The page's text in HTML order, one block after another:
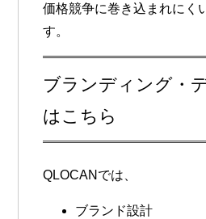
価格競争に巻き込まれにく
す。
ブランディング・
はこちら
QLOCANでは、
ブランド設計